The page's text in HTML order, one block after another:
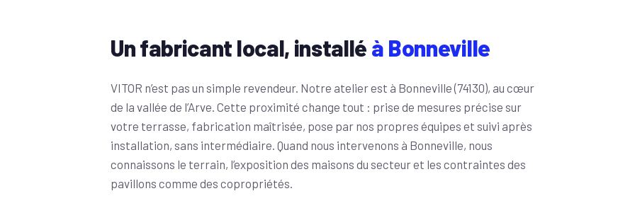
Un fabricant local, installé à Bonneville
VITOR n’est pas un simple revendeur. Notre atelier est à Bonneville (74130), au cœur
de la vallée de l’Arve. Cette proximité change tout : prise de mesures précise sur
votre terrasse, fabrication maîtrisée, pose par nos propres équipes et suivi après
installation, sans intermédiaire. Quand nous intervenons à Bonneville, nous
connaissons le terrain, l’exposition des maisons du secteur et les contraintes des
pavillons comme des copropriétés.